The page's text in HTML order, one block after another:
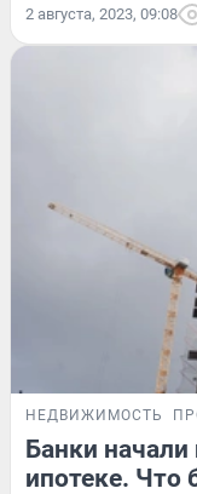
2 августа, 2023, 09:08
НЕДВИЖИМОСТЬ
Банки
ипотеке. Что